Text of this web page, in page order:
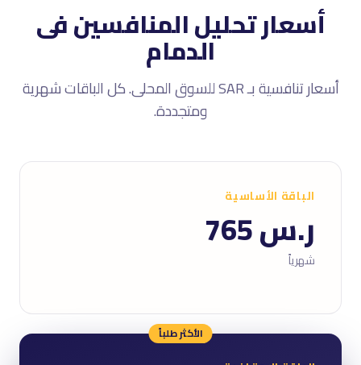
أسعار تحليل المنافسين فى
الدمام
أسعار تنافسية بـ SAR للسوق المحلى. كل الباقات شهرية
ومتجددة.
الباقة الأساسية
ر.س 765
شهرياً
الأكثر طلباً